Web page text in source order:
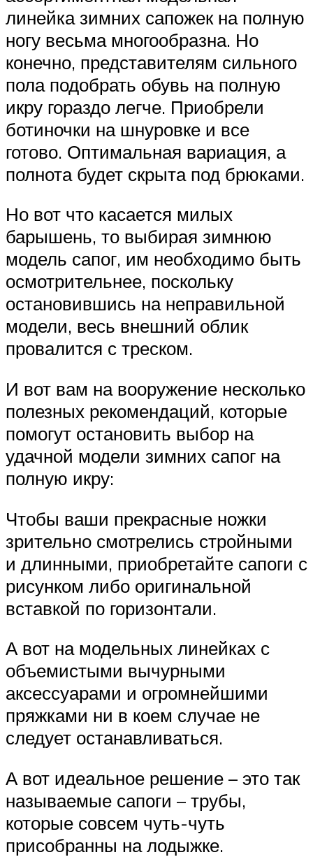
линейка зимних сапожек на полную
ногу весьма многообразна. Но
конечно, представителям сильного
пола подобрать обувь на полную
икру гораздо легче. Приобрели
ботиночки на шнуровке и все
готово. Оптимальная вариация, а
полнота будет скрыта под брюками.
Но вот что касается милых
барышень, то выбирая зимнюю
модель сапог, им необходимо быть
осмотрительнее, поскольку
остановившись на неправильной
модели, весь внешний облик
провалится с треском.
И вот вам на вооружение несколько
полезных рекомендаций, которые
помогут остановить выбор на
удачной модели зимних сапог на
полную икру:
Чтобы ваши прекрасные ножки
зрительно смотрелись стройными
и длинными, приобретайте сапоги с
рисунком либо оригинальной
вставкой по горизонтали.
А вот на модельных линейках с
объемистыми вычурными
аксессуарами и огромнейшими
пряжками ни в коем случае не
следует останавливаться.
А вот идеальное решение – это так
называемые сапоги – трубы,
которые совсем чуть-чуть
присобранны на лодыжке.